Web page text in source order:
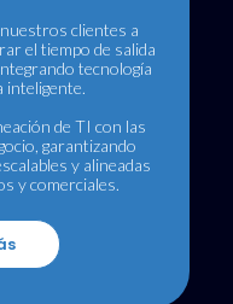
clientes a
el tiempo de salida
tecnología
inteligente.
de TI con las
garantizando
y alineadas
y comerciales.